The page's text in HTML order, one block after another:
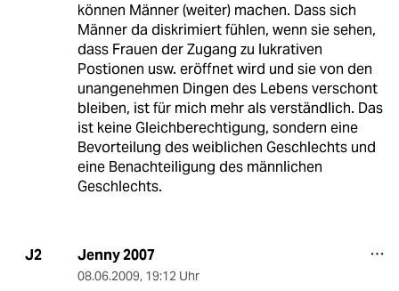
können Männer (weiter) machen. Dass sich
Männer da diskrimiert fühlen, wenn sie sehen,
dass Frauen der Zugang zu lukrativen
Postionen usw. eröffnet wird und sie von den
unangenehmen Dingen des Lebens verschont
bleiben, ist für mich mehr als verständlich. Das
ist keine Gleichberechtigung, sondern eine
Bevorteilung des weiblichen Geschlechts und
eine Benachteiligung des männlichen
Geschlechts.
J2 Jenny 2007
08.06.2009, 19:12 Uhr